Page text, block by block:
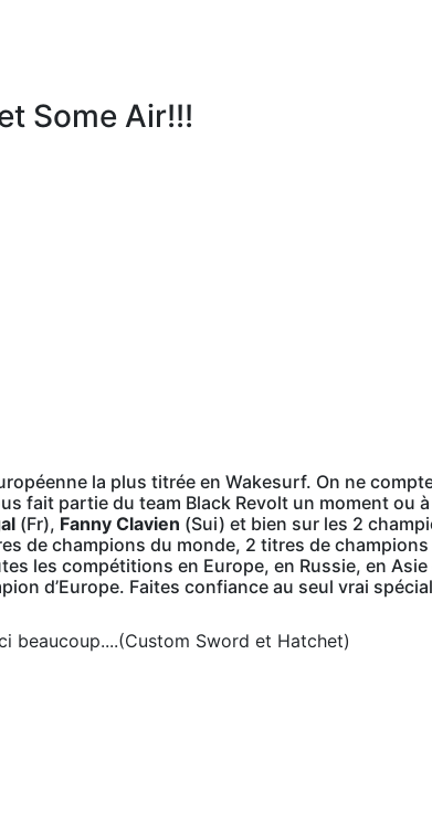
Some Air!!!
la plus titrée en Wakesurf. On ne
fait partie du team Black Revolt un moment ou
(Fr), Fanny Clavien (Sui) et bien sur les 2
de champions du monde, 2 titres de
les compétitions en Europe, en Russie, en
d’Europe. Faites confiance au seul vrai
beaucoup....(Custom Sword et Hatchet)